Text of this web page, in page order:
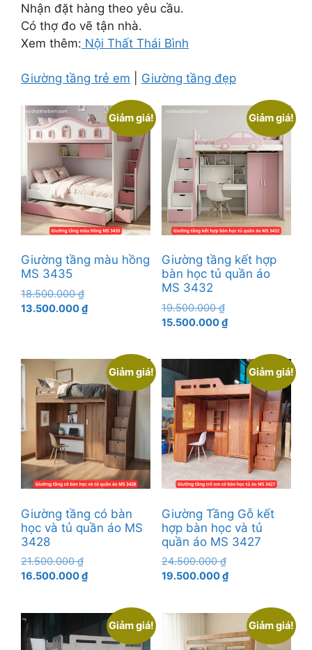
Nhận đặt hàng theo yêu cầu.
Có thợ đo vẽ tận nhà.
Xem thêm: Nội Thất Thái Bình
Giường tầng trẻ em Giường tầng đẹp
Giảm giá!
Giường tầng màu hồng
MS 3435
18.500.000₫Giá
gốc
13.500.000₫Giá
13.500.000 ₫.
Giảm giá!
Giường tầng kết hợp
bàn học tủ quần áo
MS 3432
19.500.000₫Giá
gốc
19.500.000 ₫.
15.500.000₫Giá
15.500.000 ₫.
Giảm giá!
Giường tầng có bàn
học và tủ quần áo MS
3428
21.500.000₫Giá
gốc
21.500.000 ₫.
16.500.000₫Giá
16.500.000 ₫.
Giảm giá!
Giường Tầng Gỗ kết
hợp bàn học và tủ
quần áo MS 3427
24.500.000₫Giá
gốc
24.500.000 ₫.
19.500.000₫Giá
19.500.000 ₫.
Giảm giá! Giảm giá!